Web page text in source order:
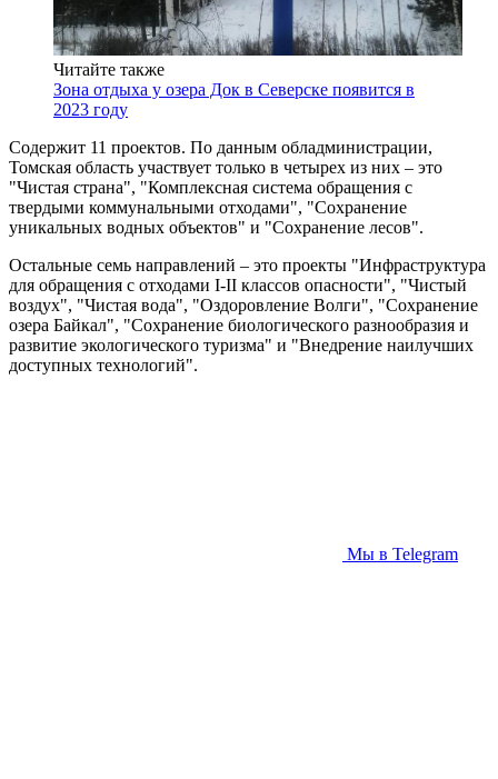
Читайте также
Зона отдыха у озера Док в Северске появится в
2023 году
Содержит 11 проектов. По данным обладминистрации,
Томская область участвует только в четырех из них – это
"Чистая страна", "Комплексная система обращения с
твердыми коммунальными отходами", "Сохранение
уникальных водных объектов" и "Сохранение лесов".
Остальные семь направлений – это проекты "Инфраструктура
для обращения с отходами I-II классов опасности", "Чистый
воздух", "Чистая вода", "Оздоровление Волги", "Сохранение
озера Байкал", "Сохранение биологического разнообразия и
развитие экологического туризма" и "Внедрение наилучших
доступных технологий".
Мы в Telegram